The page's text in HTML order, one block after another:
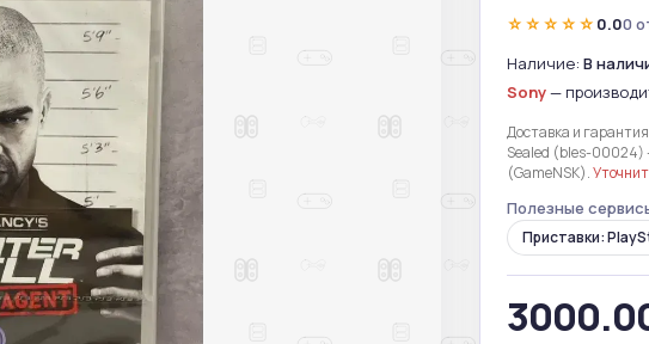
☆☆☆☆☆ 0.00
Наличие: В
Sony—
Доставка и
Sealed (bles-00024)
(GameNSK).
Полезные
Приставки: